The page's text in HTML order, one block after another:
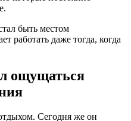
быть местом
работать даже тогда, когда
ощущаться
Сегодня же он